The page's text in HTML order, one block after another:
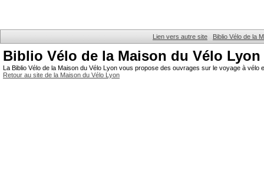
Lien vers autre site Biblio Vélo de la
Biblio Vélo de la Maison du Vélo Lyon
La Biblio Vélo de la Maison du Vélo Lyon vous propose des ouvrages sur le voyage à
Retour au site de la Maison du Vélo Lyon